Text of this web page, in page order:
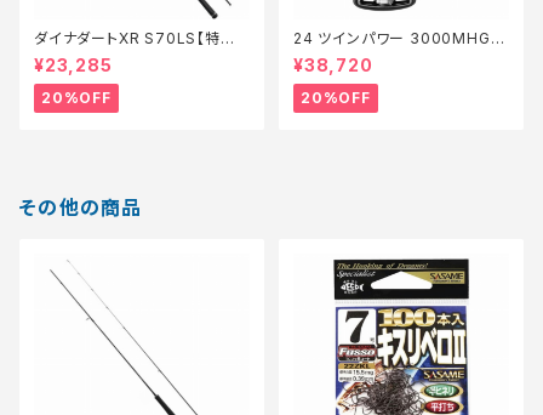
ダイナダートXR S70LS【特価
ロッド】【20】
¥23,285
20%OFF
24 ツインパワー 3000MHG
【特価リール】【20】
¥38,720
20%OFF
その他の商品